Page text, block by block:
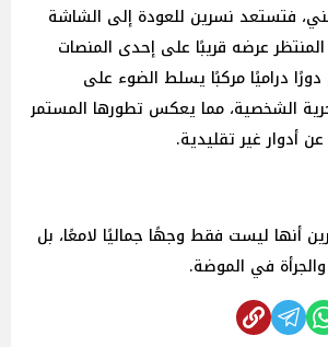
فتستعد نسرين للعودة إلى الشاشة
عرضه قريبًا على إحدى المنصات
دراميًا مركبًا يسلط الضوء على
الشخصية، مما يعكس تطورها المستمر
أدوار غير تقليدية.
أنها ليست فقط وجهًا جماليًا لامعًا، بل
في الموضة.